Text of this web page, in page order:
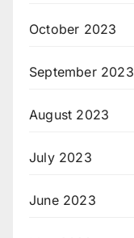
October 2023
September 2023
August 2023
July 2023
June 2023